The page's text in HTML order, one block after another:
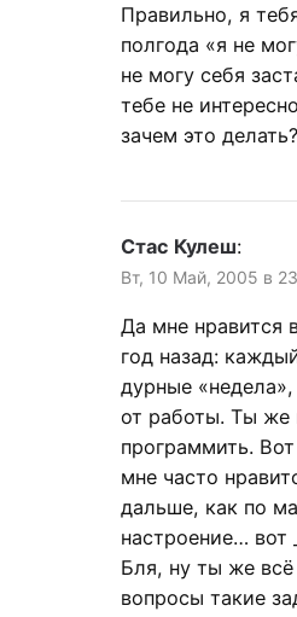
Правильно, я
полгода «я не
не могу себя
тебе не
зачем это делать?
Стас Кулеш:
Вт, 10 Май, 2005 в
Да мне нравится
год назад:
дурные
от работы. Ты же
программить.
мне часто
дальше, как по
настроение… вот
Бля, ну ты же
вопросы такие